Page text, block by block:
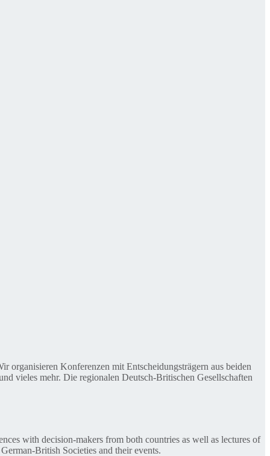
organisieren Konferenzen mit Entscheidungsträgern aus beiden
vieles mehr. Die regionalen Deutsch-Britischen Gesellschaften
with decision-makers from both countries as well as lectures of
British Societies and their events.